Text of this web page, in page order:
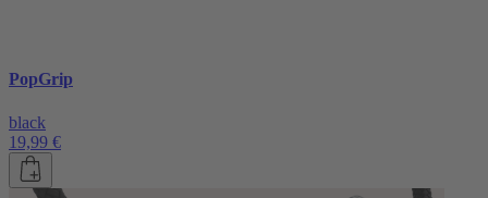
PopGrip
black
19,99 €